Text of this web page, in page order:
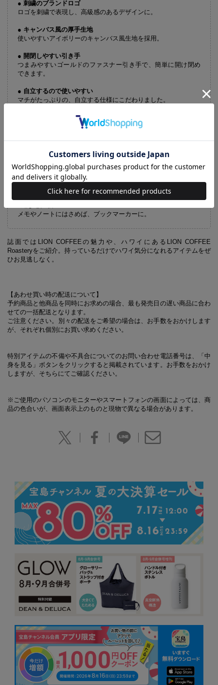
● 刺繍のブランドロゴ
ロゴを刺繍で表現し、高級感のあるデザインに。
● キャンバス風の厚手生地
使いやすいアイボリーのキャンバス風生地を採用。
● 開閉しやすい引き手
つまみやすいゴールドのファスナー引き手で、簡単に開け閉め
できます。
● 自立するので使いやすい
マチがたっぷりの、自立する仕様にこだわりました。
● 小物を整理しやすい
大ポケット×1、ループ×2付きで整理しやすい。
軽量でコンパクトサイズ。
【クリップ】
●コーヒーパッケージデザイン
インパクトのあるコーヒーパッケージデザインのクリップ。
メモやノートにはさめば、ブックマーカーに。
誌面ではLION COFFEEの魅力や、ハワイにあるLION COFFEE
Roasteryをご紹介。持っているだけでハワイ気分になれるアイテムをぜ
ひお見逃しなく。
【あわせ買い時の配送について】
予約商品と他商品を同時にお求めの場合、最も発売日の遅い商品に合わ
せての一括配送となります。
ご注意ください。別々の配送をご希望の場合は、お手数をおかけします
が、それぞれ個別にお買い求めください。
特別アイテムの不備や不具合についてのお問い合わせ電話番号は、「中
身を見る」ボタンをクリックすると掲載されています。お手数をおかけ
しますが、そちらにてご確認ください。
※ご使用のパソコンのモニターやスマートフォンの画面によっては、商
品の色合いが、画面表示上のものと現物で異なる場合があります。